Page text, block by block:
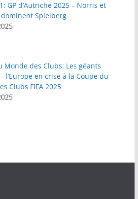
GP d’Autriche 2025 – Norris et
Spielberg
Monde des Clubs: Les géants
l’Europe en crise à la Coupe du
Clubs FIFA 2025